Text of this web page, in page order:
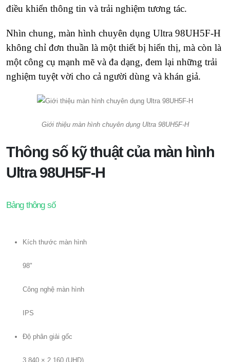
điều khiển thông tin và trải nghiệm tương tác.
Nhìn chung, màn hình chuyên dụng Ultra 98UH5F-H
không chỉ đơn thuần là một thiết bị hiển thị, mà còn là
một công cụ mạnh mẽ và đa dạng, đem lại những trải
nghiệm tuyệt vời cho cả người dùng và khán giả.
Giới thiệu màn hình chuyên dụng Ultra 98UH5F-H
Thông số kỹ thuật của màn hình
Ultra 98UH5F-H
Bảng thông số
Kích thước màn hình
98"
Công nghệ màn hình
IPS
Độ phân giải gốc
3.840 × 2.160 (UHD)